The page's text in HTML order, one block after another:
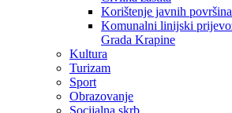
Korištenje javnih površina
Komunalni linijski
Grada Krapine
Kultura
Turizam
Sport
Obrazovanje
Socijalna skrb